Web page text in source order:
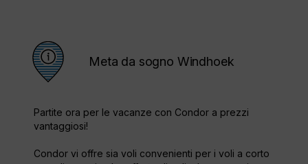
Meta da sogno Windhoek
Partite ora per le vacanze con Condor a prezzi
vantaggiosi!
Condor vi offre sia voli convenienti per i voli a corto